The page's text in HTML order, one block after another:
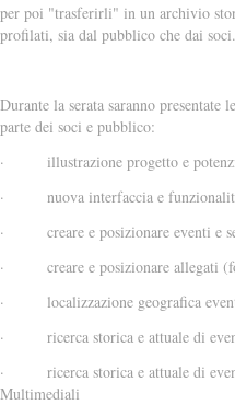
per poi "trasferirli" in un archivio
profilati, sia dal pubblico che dai soci.
Durante la serata saranno
parte dei soci e pubblico:
· illustrazione progetto e
· nuova interfaccia e
· creare e posizionare eventi e
· creare e posizionare allegati
· localizzazione geografica
· ricerca storica e attuale di
· ricerca storica e attuale di
Multimediali